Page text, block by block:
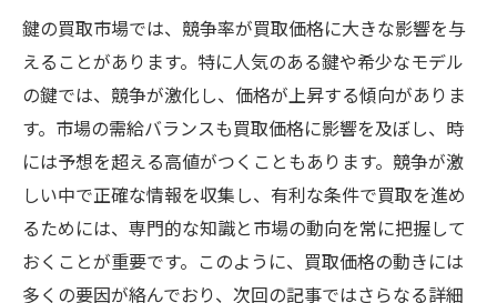
鍵の買取市場では、競争率が買取価格に大きな影響を与
えることがあります。特に人気のある鍵や希少なモデル
の鍵では、競争が激化し、価格が上昇する傾向がありま
す。市場の需給バランスも買取価格に影響を及ぼし、時
には予想を超える高値がつくこともあります。競争が激
しい中で正確な情報を収集し、有利な条件で買取を進め
るためには、専門的な知識と市場の動向を常に把握して
おくことが重要です。このように、買取価格の動きには
多くの要因が絡んでおり、次回の記事ではさらなる詳細